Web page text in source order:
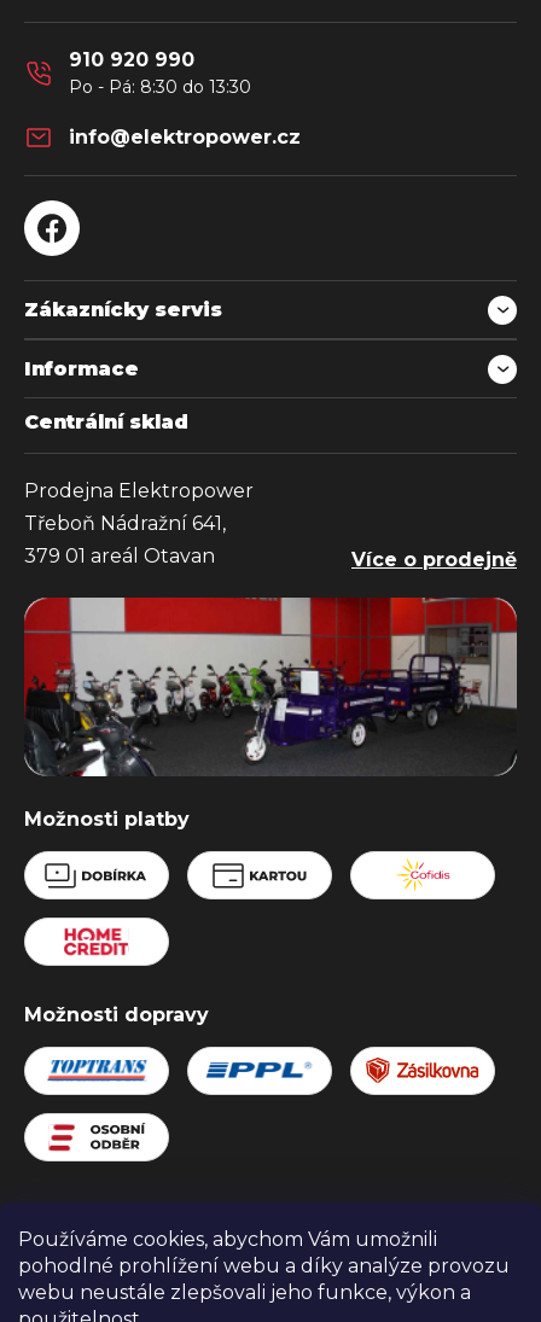
Používáme cookies, abychom Vám umožnili
pohodlné prohlížení webu a díky analýze provozu
webu neustále zlepšovali jeho funkce, výkon a
info@elektropower.cz
910 920 990
Zákaznícky servis
Informace
Centrální sklad
Prodejna Elektropower
Třeboň Nádražní 641,
379 01 areál Otavan
Více o prodejně
Možnosti platby
Možnosti dopravy
Zboží.cz Heureka.cz Obchodní podmínky